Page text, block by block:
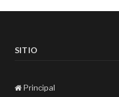
SITIO
Principal